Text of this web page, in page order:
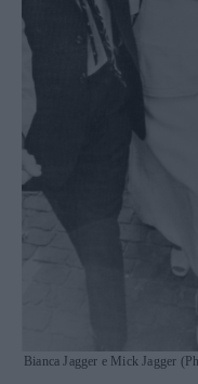
Bianca Jagger e Mick Jagger